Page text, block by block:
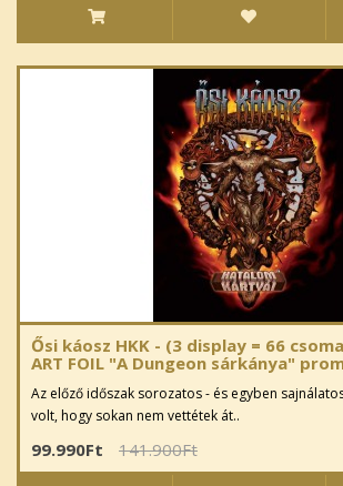
Ősi káosz HKK - (3 display = 66
ART FOIL "A Dungeon sárkánya"
Az előző időszak sorozatos - és egyben
volt, hogy sokan nem vettétek át..
99.990Ft 141.900Ft